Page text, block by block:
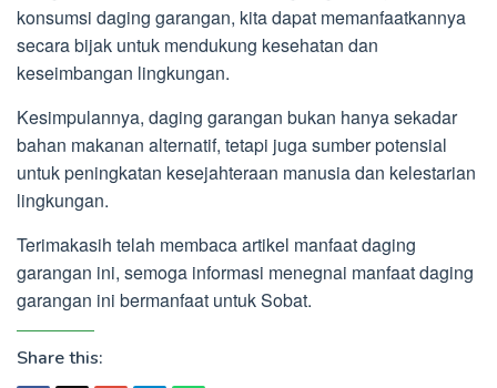
konsumsi daging garangan, kita dapat memanfaatkannya
secara bijak untuk mendukung kesehatan dan
keseimbangan lingkungan.
Kesimpulannya, daging garangan bukan hanya sekadar
bahan makanan alternatif, tetapi juga sumber potensial
untuk peningkatan kesejahteraan manusia dan kelestarian
lingkungan.
Terimakasih telah membaca artikel manfaat daging
garangan ini, semoga informasi menegnai manfaat daging
garangan ini bermanfaat untuk Sobat.
Share this: